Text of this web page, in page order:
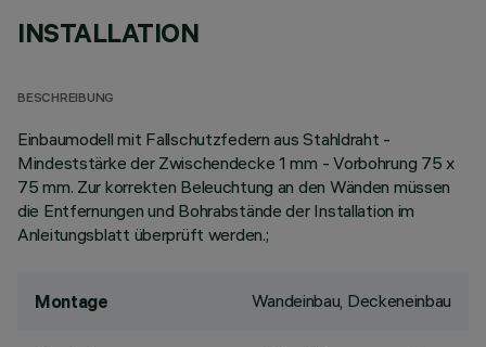
INSTALLATION
BESCHREIBUNG
Einbaumodell mit Fallschutzfedern aus Stahldraht -
Mindeststärke der Zwischendecke 1 mm - Vorbohrung 75 x
75 mm. Zur korrekten Beleuchtung an den Wänden müssen
die Entfernungen und Bohrabstände der Installation im
Anleitungsblatt überprüft werden.;
Montage Wandeinbau, Deckeneinbau